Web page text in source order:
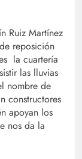
Ruiz Martínez
reposición
la cuartería
las lluvias
nombre de
constructores
apoyan los
nos da la